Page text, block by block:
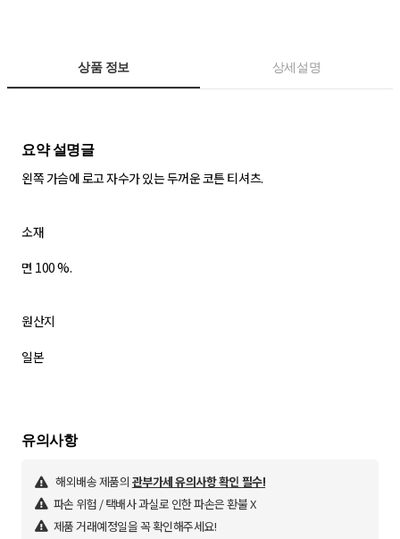
상품 정보 상세설명
요약 설명글
왼쪽 가슴에 로고 자수가 있는 두꺼운 코튼 티셔츠.
소재
면 100 %.
원산지
일본
유의사항
해외배송 제품의 관부가세 유의사항 확인 필수!
파손 위험 / 택배사 과실로 인한 파손은 환불 X
제품 거래예정일을 꼭 확인해주세요!